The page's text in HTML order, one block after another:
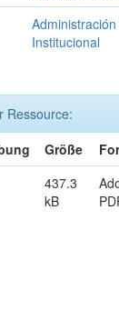
Institucional
Ressource:
Größe
437.3
kB